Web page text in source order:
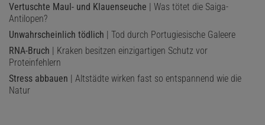
Vertuschte Maul- und Klauenseuche | Was tötet die Saiga-
Antilopen?
Unwahrscheinlich tödlich | Tod durch Portugiesische Galeere
RNA-Bruch | Kraken besitzen einzigartigen Schutz vor
Proteinfehlern
Stress abbauen | Altstädte wirken fast so entspannend wie die
Natur